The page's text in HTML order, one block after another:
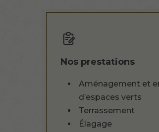
Nos prestations
Aménagement et
d’espaces verts
Terrassement
Élagage